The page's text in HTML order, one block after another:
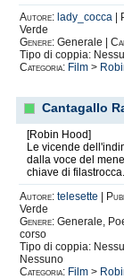
Autore: lady_cocca
Verde
Genere: Generale |
Tipo di coppia:
Categoria: Film >
Cantagallo
[Robin Hood]
Le vicende
dalla voce del
chiave di
Autore: telesette
Verde
Genere: Generale,
corso
Tipo di coppia:
Nessuno
Categoria: Film >